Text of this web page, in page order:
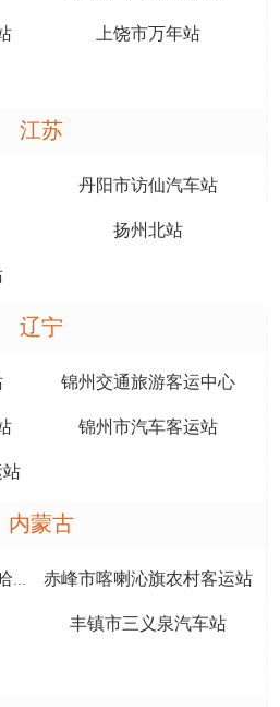
上饶市万年站
江苏
丹阳市访仙汽车站
扬州北站
辽宁
锦州交通旅游客运中心
锦州市汽车客运站
站
内蒙古
巴彦淖尔市乌拉特中旗石哈河镇客运站 赤峰市喀喇沁旗农村客运站
丰镇市三义泉汽车站